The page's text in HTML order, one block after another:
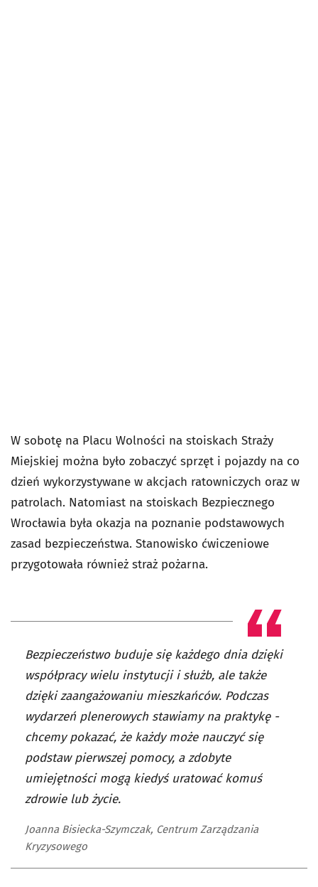
W sobotę na Placu Wolności na stoiskach Straży
Miejskiej można było zobaczyć sprzęt i pojazdy na co
dzień wykorzystywane w akcjach ratowniczych oraz w
patrolach. Natomiast na stoiskach Bezpiecznego
Wrocławia była okazja na poznanie podstawowych
zasad bezpieczeństwa. Stanowisko ćwiczeniowe
przygotowała również straż pożarna.
Bezpieczeństwo buduje się każdego dnia dzięki
współpracy wielu instytucji i służb, ale także
dzięki zaangażowaniu mieszkańców. Podczas
wydarzeń plenerowych stawiamy na praktykę -
chcemy pokazać, że każdy może nauczyć się
podstaw pierwszej pomocy, a zdobyte
umiejętności mogą kiedyś uratować komuś
zdrowie lub życie.
Joanna Bisiecka-Szymczak, Centrum Zarządzania
Kryzysowego